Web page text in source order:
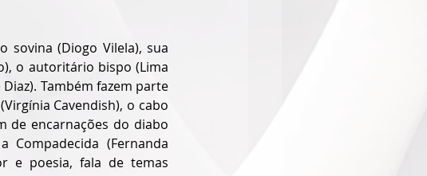
sovina (Diogo Vilela), sua
o autoritário bispo (Lima
Também fazem parte
Cavendish), o cabo
de encarnações do diabo
Compadecida (Fernanda
e poesia, fala de temas